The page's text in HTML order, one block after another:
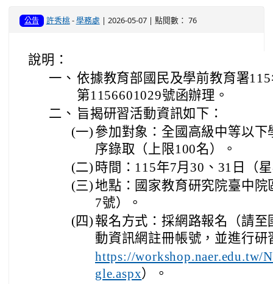
公告 許秀桃-學務處 | 2026-05-07 | 點閱數： 76
說明：
一、 依據教育部國民及學前教育署
第1156601029號函辦理。
二、 旨揭研習活動資訊如下：
(一) 參加對象：全國高級中等以
序錄取（上限100名）。
(二) 時間：115年7月30、31日（
(三)地點：國家教育研究院臺中
7號）。
(四) 報名方式：採網路報名（請
動資訊網註冊帳號，並進行研
https://workshop.naer.edu.tw/
gle.aspx）。